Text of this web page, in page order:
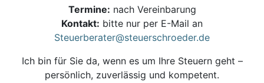
Termine: nach Vereinbarung
Kontakt: bitte nur per E-Mail an
Steuerberater@steuerschroeder.de
Ich bin für Sie da, wenn es um Ihre Steuern geht –
persönlich, zuverlässig und kompetent.